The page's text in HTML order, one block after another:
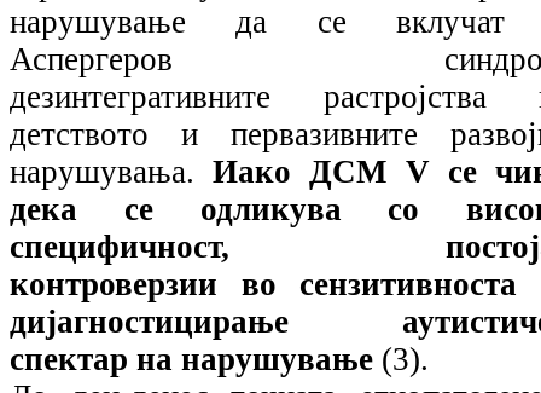
нарушување да се
Аспергеров
дезинтегративните растројства
детството и первазивните
нарушувања.Иако ДСМ Vсе
дека се одликува со
специфичност,
контроверзии во сензитивноста
дијагностицирање
спектар на нарушување (3).